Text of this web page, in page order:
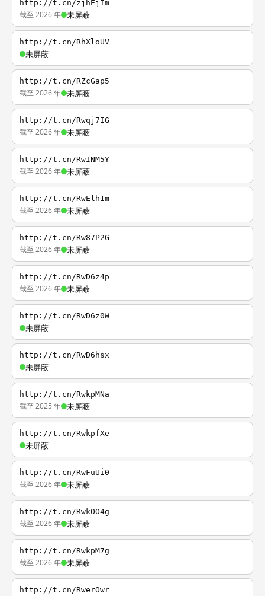
http://t.cn/zjhEjIm
截至 2026 年 未屏蔽
http://t.cn/RhXloUV
未屏蔽
http://t.cn/RZcGap5
截至 2026 年 未屏蔽
http://t.cn/Rwqj7IG
截至 2026 年 未屏蔽
http://t.cn/RwINM5Y
截至 2026 年 未屏蔽
http://t.cn/RwElh1m
截至 2026 年 未屏蔽
http://t.cn/Rw87P2G
截至 2026 年 未屏蔽
http://t.cn/RwD6z4p
截至 2026 年 未屏蔽
http://t.cn/RwD6z0W
未屏蔽
http://t.cn/RwD6hsx
未屏蔽
http://t.cn/RwkpMNa
截至 2025 年 未屏蔽
http://t.cn/RwkpfXe
未屏蔽
http://t.cn/RwFuUi0
截至 2026 年 未屏蔽
http://t.cn/RwkOO4g
截至 2026 年 未屏蔽
http://t.cn/RwkpM7g
截至 2026 年 未屏蔽
http://t.cn/RwerOwr